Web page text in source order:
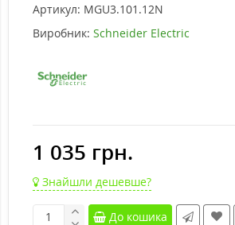
Артикул: MGU3.101.12N
Виробник: Schneider Electric
1 035 грн.
Знайшли дешевше?
До кошика